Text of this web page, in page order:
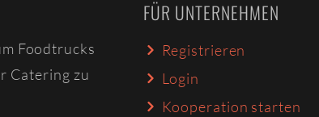
Foodtrucks
Catering zu
FÜR UNTERNEHMEN
Registrieren
Login
Kooperation starten